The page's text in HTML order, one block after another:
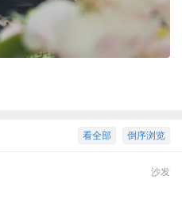
倒序浏览
看全部
沙发